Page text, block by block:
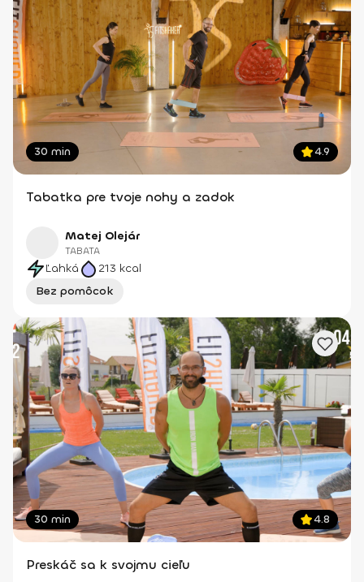
30 min 4.9
Tabatka pre tvoje nohy a zadok
Matej Olejár
TABATA
Ľahká 213 kcal
Bez pomôcok
30 min 4.8
Preskáč sa k svojmu cieľu